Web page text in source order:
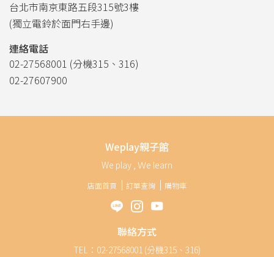
台北市南京東路五段315號3樓
(獨立電鈴於面門右手邊)
連絡電話
02-27568001 (分機315、316)
02-27607900
Weplay親子館
We play , Ｗe learn
店面首頁 訂單查詢 購物車
聯絡方式
TEL：02-27568001 (分機315、316)